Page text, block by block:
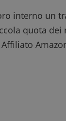
interno un
quota dei